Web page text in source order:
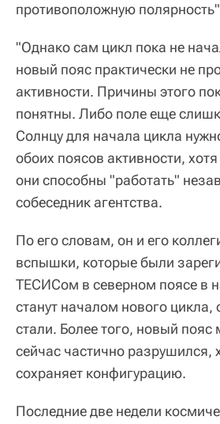
противоположную
"Однако сам цикл пока не
новый пояс практически не
активности. Причины этого
понятны. Либо поле еще
Солнцу для начала цикла
обоих поясов активности,
они способны "работать"
собеседник агентства.
По его словам, он и его
вспышки, которые были
ТЕСИСом в северном поясе в
станут началом нового цикла,
стали. Более того, новый пояс
сейчас частично разрушился,
сохраняет конфигурацию.
Последние две недели